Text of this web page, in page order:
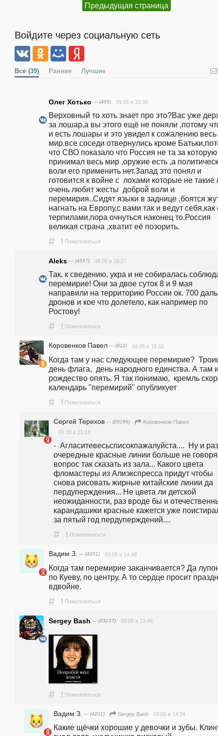
Предыдущая страница
Войдите через социальную сеть
Все (39) Ранние Лучшие
Олег Хотько — (485) 09.05 в 19:30
Верховный то хоть знает про это?Вас уже
за лошар,а вы этого ещё не поняли ,потому
и есть лошары и это увидел к сожалению весь
мир.все соседи отвернулись кроме
что СВО показало что Россия не та за
принимал весь мир ,оружие есть ,а
воли его применить нет.Запад это понял и
готовится к войне с  лохами которые не такие
очень любят жесты  доброй воли и
перемирия..Сидят языки в заднице ,боятся
нагнать на Европу,с вами так и ведут себя,как
терпилами,пора очнуться наконец то.Россия
великая страна ,хватит её позорить.
# ! Пожаловаться
Aleks — (4557) 09.05 в 15:27
Так, к сведению, укра и не собиралась
перемирие! Они за двое суток 8 и 9 мая
направили на территорию России ок. 700
дронов и кое что долетело, как например по
Ростову!
# ! Пожаловаться
Коровенков Павел — (812) 09.05 в 15:02
Когда там у нас следующее перемирие?
день флага,  день народного единства. А там
рождество опять. Я так понимаю,  кремль
календарь "перемирий" опубликует
# ! Пожаловаться
Сергей Терехов — (20286)
Коровенков Павел
09.05 в 15:18
-  Агласитевесьсписокпажалуйста....  Ну и
очередные красные линии больше не
вопрос так сказать из зала... Какого цвета
фломастеры из Алиэкспресса придут чтобы
снова рисовать жирные китайские линии да
пердуперждения... Не цвета ли детской
неожиданности, раз вроде бы и
карандашики красные кажется уже
за пятый год пердуперждений....
# ! Пожаловаться
Вадим З. — (4201) 09.05 в 14:48
Когда там перемирие заканчивается? Да
по Куеву, по центру. А то сердце просит
вдвойне.
# ! Пожаловаться
Sergey Bash — (83237) 09.05 в 13:46
# ! Пожаловаться
Вадим З. — (4201) Sergey Bash 09.05 в 14:54
Какие щёчки хорошие у девочки и зубы.